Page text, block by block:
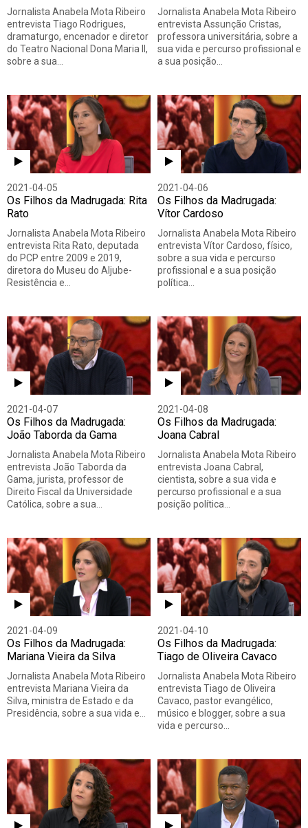
Jornalista Anabela Mota Ribeiro
entrevista Tiago Rodrigues,
dramaturgo, encenador e diretor
do Teatro Nacional Dona Maria II,
sobre a sua…
Jornalista Anabela Mota Ribeiro
entrevista Assunção Cristas,
professora universitária, sobre a
sua vida e percurso profissional e
a sua posição…
2021-04-05
Os Filhos da Madrugada: Rita
Rato
Jornalista Anabela Mota Ribeiro
entrevista Rita Rato, deputada
do PCP entre 2009 e 2019,
diretora do Museu do Aljube-
Resistência e…
2021-04-06
Os Filhos da Madrugada:
Vítor Cardoso
Jornalista Anabela Mota Ribeiro
entrevista Vítor Cardoso, físico,
sobre a sua vida e percurso
profissional e a sua posição
política…
2021-04-07
Os Filhos da Madrugada:
João Taborda da Gama
Jornalista Anabela Mota Ribeiro
entrevista João Taborda da
Gama, jurista, professor de
Direito Fiscal da Universidade
Católica, sobre a sua…
2021-04-08
Os Filhos da Madrugada:
Joana Cabral
Jornalista Anabela Mota Ribeiro
entrevista Joana Cabral,
cientista, sobre a sua vida e
percurso profissional e a sua
posição política…
2021-04-09
Os Filhos da Madrugada:
Mariana Vieira da Silva
Jornalista Anabela Mota Ribeiro
entrevista Mariana Vieira da
Silva, ministra de Estado e da
Presidência, sobre a sua vida e…
2021-04-10
Os Filhos da Madrugada:
Tiago de Oliveira Cavaco
Jornalista Anabela Mota Ribeiro
entrevista Tiago de Oliveira
Cavaco, pastor evangélico,
músico e blogger, sobre a sua
vida e percurso…